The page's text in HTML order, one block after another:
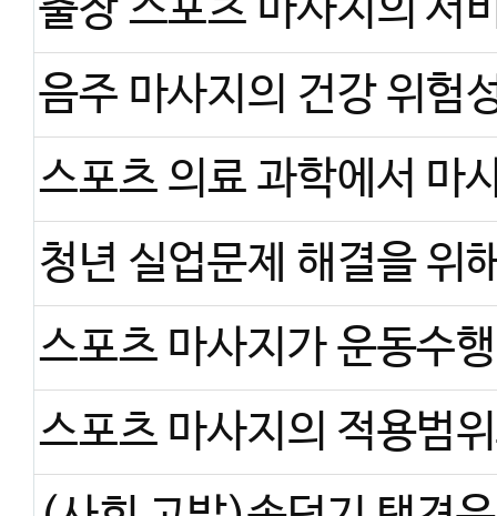
음주 마사지의 건강 위험
스포츠 마사지의 적용범